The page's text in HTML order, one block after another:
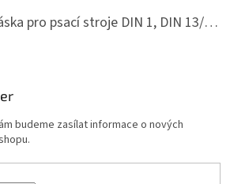
Barvící páska pro psací stroje DIN 1, DIN 13/10, LAND, PA červenočerná
je 5 z 5 hvězdiček.
budeme zasílat informace o nových